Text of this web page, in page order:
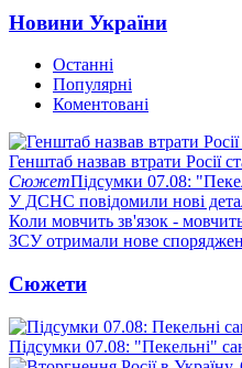
Новини України
Останні
Популярні
Коментовані
Генштаб назвав втрати Росії
СюжетПідсумки 07.08:
У ДСНС повідомили нові
Коли мовчить зв'язок -
ЗСУ отримали нове
Сюжети
Підсумки 07.08: "Пекельні"